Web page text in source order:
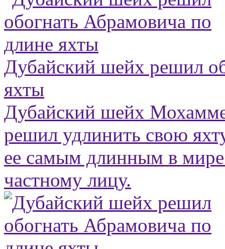
Дубайский шейх решил
яхты
Дубайский шейх
решил удлинить свою
ее самым длинным в
частному лицу.